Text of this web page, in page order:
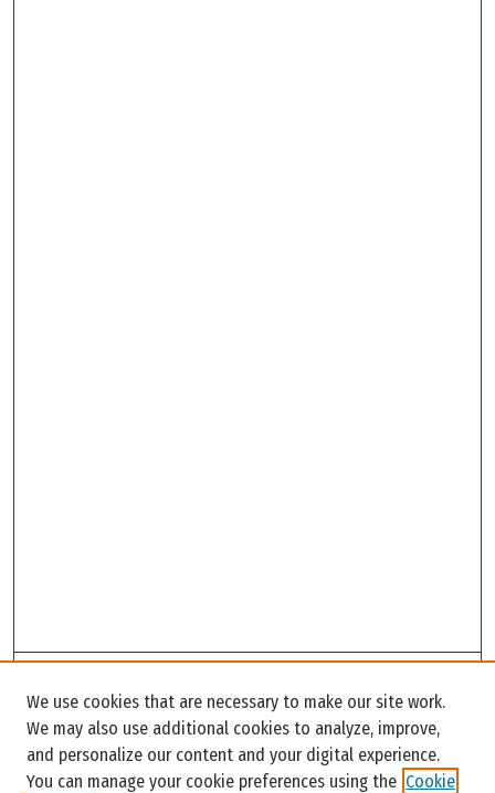
Enter search terms:
We use cookies that are necessary to make our site work.
We may also use additional cookies to analyze, improve,
and personalize our content and your digital experience.
You can manage your cookie preferences using the Cookie